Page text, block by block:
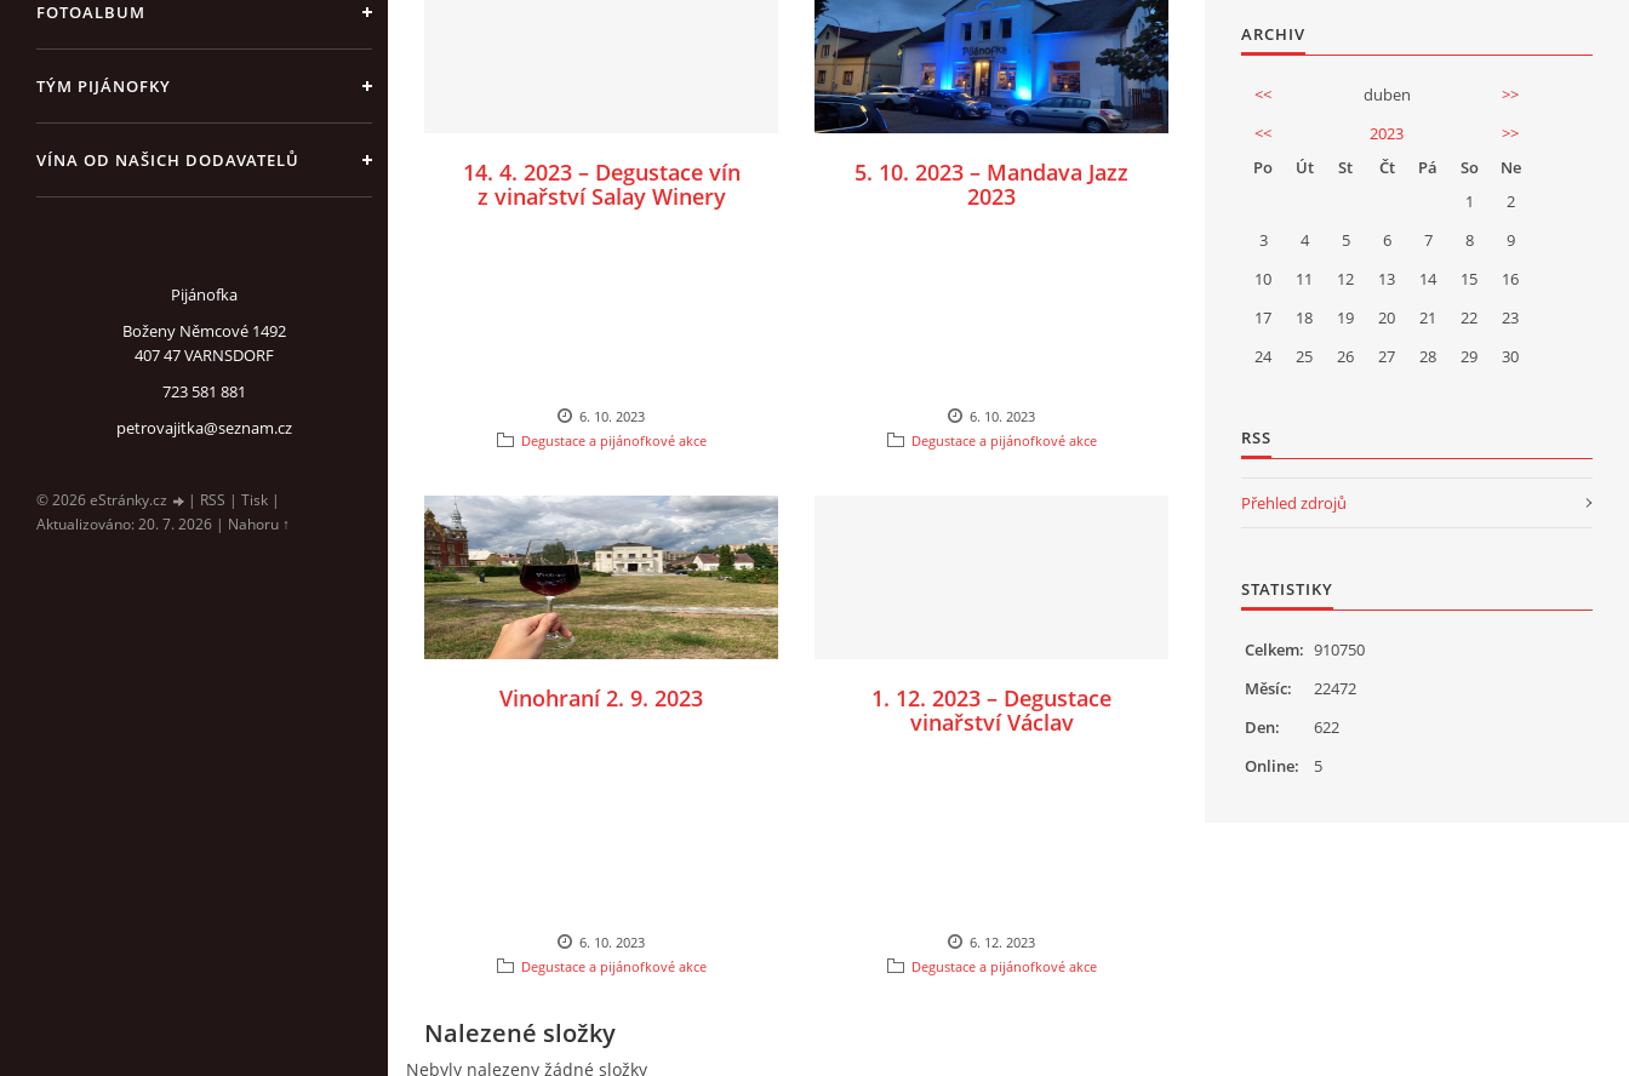
FOTOALBUM
TÝM PIJÁNOFKY
VÍNA OD NAŠICH DODAVATELŮ
Pijánofka
Boženy Němcové 1492
407 47 VARNSDORF
723 581 881
petrovajitka@seznam.cz
© 2026 eStránky.cz | RSS | Tisk |
Aktualizováno: 20. 7. 2026 | Nahoru ↑
14. 4. 2023 – Degustace vín
z vinařství Salay Winery
6. 10. 2023
Degustace a pijánofkové akce
5. 10. 2023 – Mandava Jazz
2023
6. 10. 2023
Degustace a pijánofkové akce
Vinohraní 2. 9. 2023
6. 10. 2023
Degustace a pijánofkové akce
1. 12. 2023 – Degustace
vinařství Václav
6. 12. 2023
Degustace a pijánofkové akce
Nalezené složky
Nebyly nalezeny žádné složky
ARCHIV
<< duben
>>
<<
2023
>>
Po
Út St Čt Pá So
Ne
1
2
3
4 5 6 7 8
9
10
11 12 13 14 15
16
17
18 19 20 21 22
23
24
25 26 27 28 29 30
RSS
Přehled zdrojů
STATISTIKY
Online: 5
Celkem: 910750
Měsíc:
22472
Den:
622